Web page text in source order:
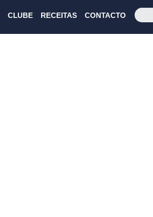
CLUBE RECEITAS CONTACTO